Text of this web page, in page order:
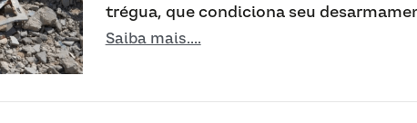
trégua, que condiciona seu
Saiba mais....